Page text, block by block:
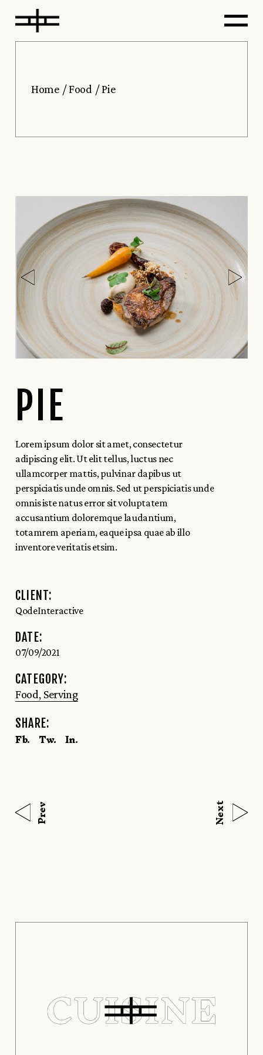
Home Food Pie
PIE
Lorem ipsum dolor sit amet, consectetur
adipiscing elit. Ut elit tellus, luctus nec
ullamcorper mattis, pulvinar dapibus ut
perspiciatis unde omnis. Sed ut perspiciatis unde
omnis iste natus error sit voluptatem
accusantium doloremque laudantium,
totamrem aperiam, eaque ipsa quae ab illo
inventore veritatis etsim.
CLIENT:
QodeInteractive
DATE:
07/09/2021
CATEGORY:
Food Serving
SHARE:
Fb. Tw. In.
Prev Next